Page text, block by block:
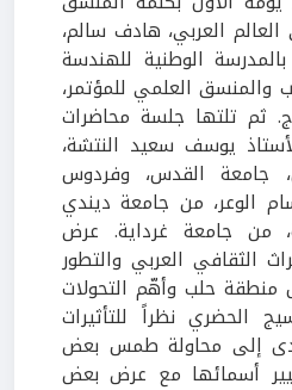
العالم العربي، هادف سالم،
الوطنية للهندسة
والمنسق العلمي للمؤتمر،
ثم تلتها جلسة محاضرات
يوسف سعيد النتشة،
جامعة القدس، وفردوس
الوعر، من جامعة ديندي
من جامعة غرداية. عرض
الثقافي العربي والتطور
منطقة حلب وأهّم التحولات
الحضري نظراً للتأثيرات
أدى إلى محاولة طمس بعض
أسمائها مع عرض بعض